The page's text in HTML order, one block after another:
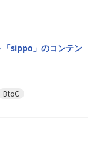
「sippo」のコンテン
BtoC